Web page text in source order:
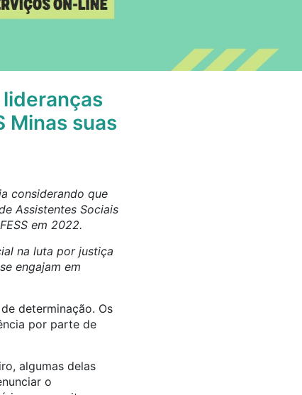
Minas suas
considerando que
Assistentes Sociais
em 2022.
na luta por justiça
engajam em
determinação. Os
por parte de
algumas delas
o